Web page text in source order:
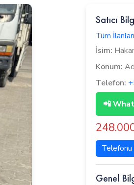
Satıcı
Tüm İlanları
İsim:
Konum:
Telefon:
📲
Telefonu
Genel